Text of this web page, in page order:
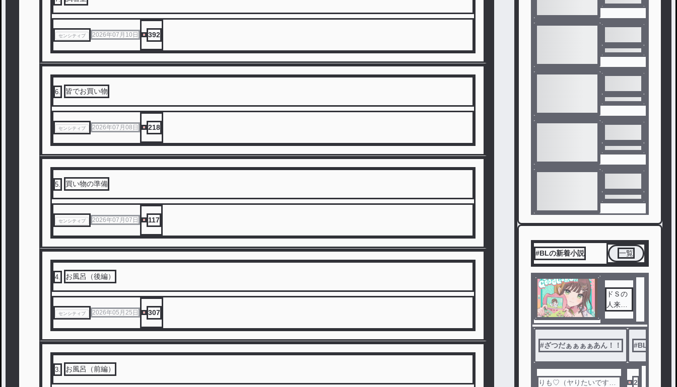
センシティブ 2026年07月10日 392
6 皆でお買い物
センシティブ 2026年07月08日 218
5 買い物の準備
センシティブ 2026年07月07日 117
4 お風呂（後編）
センシティブ 2026年05月25日 307
3 お風呂（前編）
#BLの新着小説 一覧
ドＳの
人来て
（ヤる
#ざつだぁぁぁぁあん！！ #BL
りも♡（ヤりたいです
2